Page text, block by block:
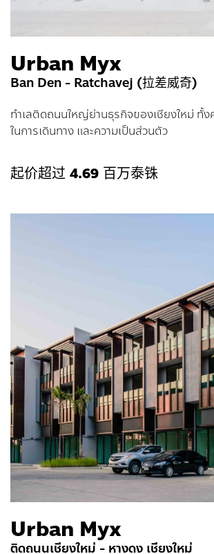
Urban Myx
Ban Den - Ratchavej (拉差威奇)
ทําเลติดถนนใหญ่ย่านธุรกิจของเชียงใหม่ ทั้ง
ในการเดินทาง และความเป็นส่วนตัว
起价超过4.69 百万泰铢
Urban Myx
ติดถนนเชียงใหม่ - หางดง เชียงใหม่